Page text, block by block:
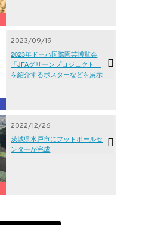
2023/09/19
2023年ドーハ国際園芸博覧会
「JFAグリーンプロジェクト」
を紹介するポスターなどを展示
2022/12/26
茨城県水戸市にフットボールセ
ンターが完成